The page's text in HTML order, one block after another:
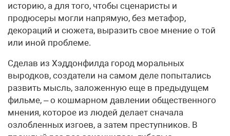
историю, а для того, чтобы сценаристы и
продюсеры могли напрямую, без метафор,
декораций и сюжета, выразить свое мнение о той
или иной проблеме.
Сделав из Хэддонфилда город моральных
выродков, создатели на самом деле попытались
развить мысль, заложенную еще в предыдущем
фильме, – о кошмарном давлении общественного
мнения, которое из людей делает сначала
озлобленных изгоев, а затем преступников. В